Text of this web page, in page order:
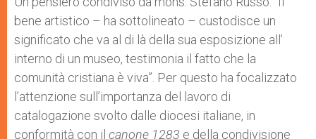
bene artistico – ha sottolineato – custodisce un
significato che va al di là della sua esposizione all’
interno di un museo, testimonia il fatto che la
comunità cristiana è viva”. Per questo ha focalizzato
l’attenzione sull’importanza del lavoro di
catalogazione svolto dalle diocesi italiane, in
conformità con il canone 1283 e della condivisione